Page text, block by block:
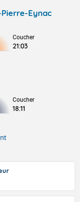
Eynac
Coucher
21:03
Coucher
18:11